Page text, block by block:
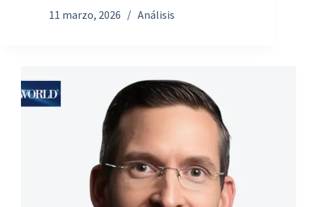
11 marzo, 2026 Análisis